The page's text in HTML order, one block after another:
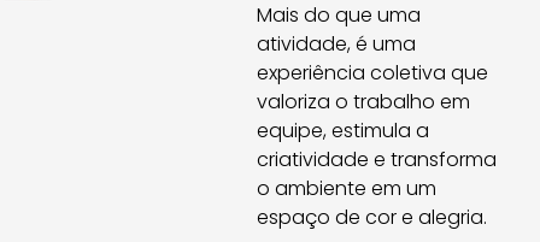
Mais do que uma
atividade, é uma
experiência coletiva que
valoriza o trabalho em
equipe, estimula a
criatividade e transforma
o ambiente em um
espaço de cor e alegria.